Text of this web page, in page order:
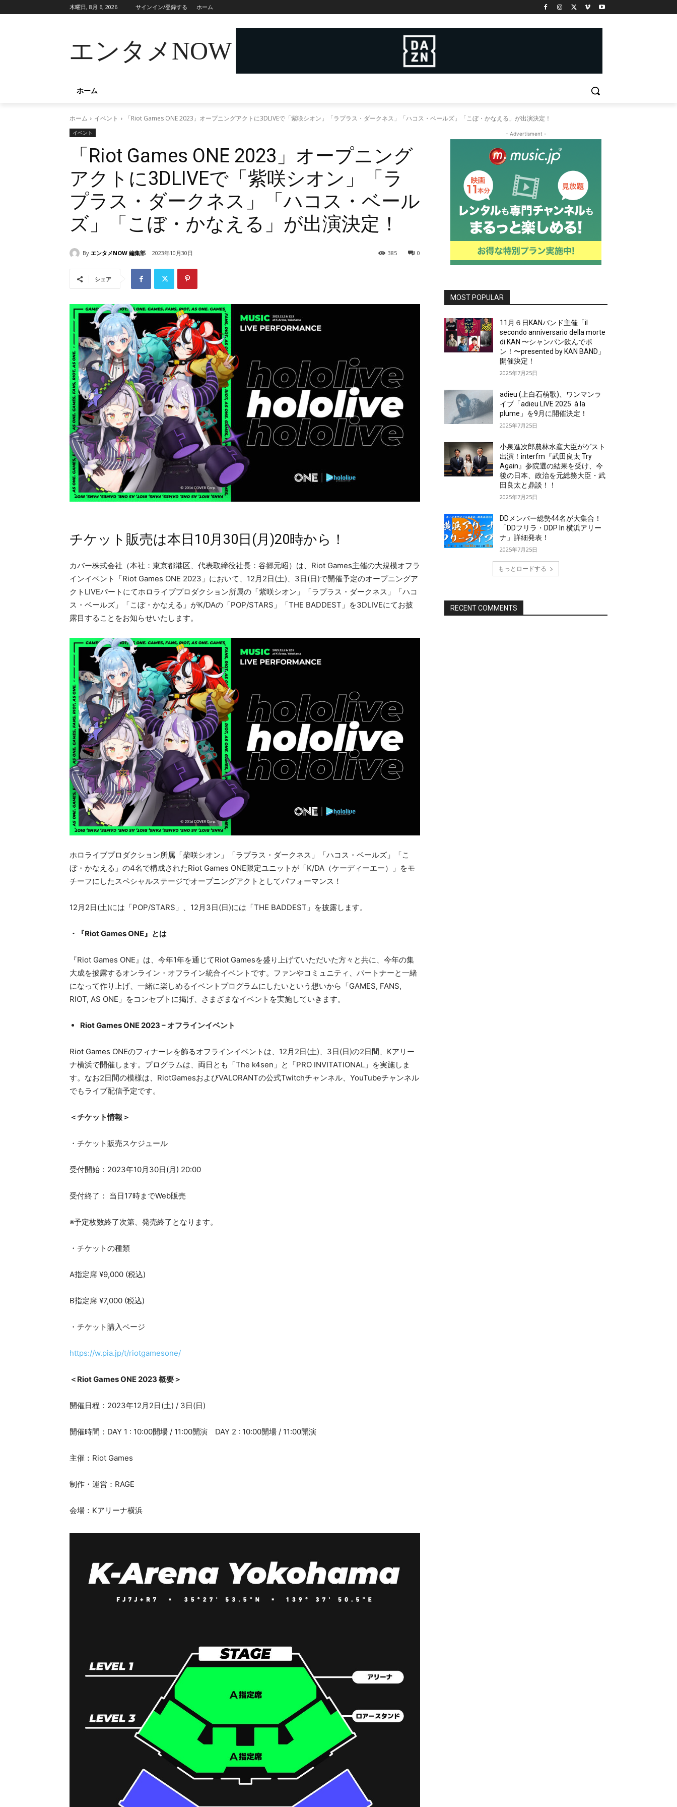
木曜日, 8月 6, 2026 サインイン/登録する ホーム
エンタメNOW
ホーム
ホーム イベント 「Riot Games ONE 2023」オープニングアクトに3DLIVEで「紫咲シオン」「ラプラス・ダークネス」「ハコス・ベールズ」「こぼ・かなえる」が出演決定！
イベント
「Riot Games ONE 2023」オープニング
アクトに3DLIVEで「紫咲シオン」「ラ
プラス・ダークネス」「ハコス・ベール
ズ」「こぼ・かなえる」が出演決定！
By エンタメNOW 編集部 2023年10月30日 0
385
シェア
チケット販売は本日10月30日(月)20時から！
カバー株式会社（本社：東京都港区、代表取締役社長：谷郷元昭）は、Riot Games主催の大規模オフラ
インイベント「Riot Games ONE 2023」において、12月2日(土)、3日(日)で開催予定のオープニングア
クトLIVEパートにてホロライブプロダクション所属の「紫咲シオン」「ラプラス・ダークネス」「ハコ
ス・ベールズ」「こぼ・かなえる」がK/DAの「POP/STARS」「THE BADDEST」を3DLIVEにてお披
露目することをお知らせいたします。
ホロライブプロダクション所属「柴咲シオン」「ラプラス・ダークネス」「ハコス・ベールズ」「こ
ぼ・かなえる」の4名で構成されたRiot Games ONE限定ユニットが「K/DA（ケーディーエー）」をモ
チーフにしたスペシャルステージでオープニングアクトとしてパフォーマンス！
12月2日(土)には「POP/STARS」、12月3日(日)には「THE BADDEST」を披露します。
・『Riot Games ONE』とは
『Riot Games ONE』は、今年1年を通じてRiot Gamesを盛り上げていただいた方々と共に、今年の集
大成を披露するオンライン・オフライン統合イベントです。ファンやコミュニティ、パートナーと一緒
になって作り上げ、一緒に楽しめるイベントプログラムにしたいという想いから「GAMES, FANS,
RIOT, AS ONE」をコンセプトに掲げ、さまざまなイベントを実施していきます。
Riot Games ONE 2023 – オフラインイベント
Riot Games ONEのフィナーレを飾るオフラインイベントは、12月2日(土)、3日(日)の2日間、Kアリー
ナ横浜で開催します。プログラムは、両日とも「The k4sen」と「PRO INVITATIONAL」を実施しま
す。なお2日間の模様は、RiotGamesおよびVALORANTの公式Twitchチャンネル、YouTubeチャンネル
でもライブ配信予定です。
＜チケット情報＞
・チケット販売スケジュール
受付開始：2023年10月30日(月) 20:00
受付終了： 当日17時までWeb販売
※予定枚数終了次第、発売終了となります。
・チケットの種類
A指定席 ¥9,000 (税込)
B指定席 ¥7,000 (税込)
・チケット購⼊ページ
https://w.pia.jp/t/riotgamesone/
＜Riot Games ONE 2023 概要＞
開催日程：2023年12月2日(土) / 3日(日)
開催時間：DAY 1 : 10:00開場 / 11:00開演 DAY 2 : 10:00開場 / 11:00開演
主催：Riot Games
制作・運営：RAGE
会場：Kアリーナ横浜
- Advertisment -
MOST POPULAR
11月６日KANバンド主催「il
secondo anniversario della morte
di KAN 〜シャンパン飲んでポ
ン！〜presented by KAN BAND」
開催決定！
2025年7月25日
adieu (上白石萌歌)、ワンマンラ
イブ「adieu LIVE 2025 à la
plume」を9月に開催決定！
2025年7月25日
小泉進次郎農林水産大臣がゲスト
出演！interfm『武田良太 Try
Again』参院選の結果を受け、今
後の日本、政治を元総務大臣・武
田良太と鼎談！！
2025年7月25日
DDメンバー総勢44名が大集合！
「DDフリラ・DDP In 横浜アリー
ナ」詳細発表！
2025年7月25日
もっとロードする
RECENT COMMENTS